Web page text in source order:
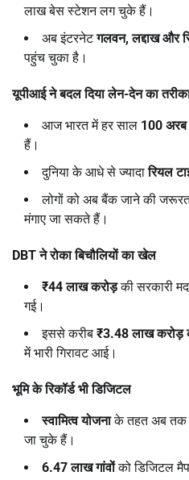
लाख बेस स्टेशन लग चुके हैं।
अब इंटरनेटगलवन,लद्दाख और
पहुंच चुका है।
यूपीआई ने बदल दिया लेन-देन का
आज भारत में हर साल 100 अरब
हैं।
दुनिया के आधे से ज्यादारियल
लोगों को अब बैंक जाने की
मंगाए जा सकते हैं।
DBTने रोका बिचौलियों का खेल
₹44लाख करोड़की सरकारी
गई।
इससे करीब ₹3.48लाख करोड़
में भारी गिरावट आई।
भूमि के रिकॉर्ड भी डिजिटल
स्वामित्व योजनाके तहत अब तक
जा चुके हैं।
6.47लाख गांवोंको डिजिटल मैप